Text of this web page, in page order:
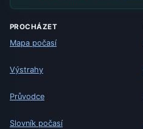
PROCHÁZET
Mapa počasí
Výstrahy
Průvodce
Slovník počasí